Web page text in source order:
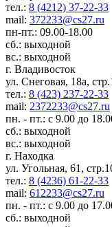
тел.: 8 (4212) 37-22-33
mail: 372233@cs27.ru
пн-пт.: 09.00-18.00
сб.: выходной
вс.: выходной
г. Владивосток
ул. Снеговая, 18а,
тел.: 8 (423) 237-22-33
mail: 2372233@cs27.ru
пн. - пт.: с 9.00 до
сб.: выходной
вс.: выходной
г. Находка
ул. Угольная, 61,
тел.: 8 (4236) 61-22-33
mail: 612233@cs27.ru
пн. - пт.: с 9.00 до
сб.: выходной